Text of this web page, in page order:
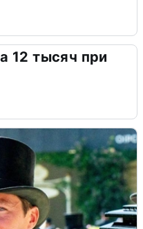
12 тысяч при